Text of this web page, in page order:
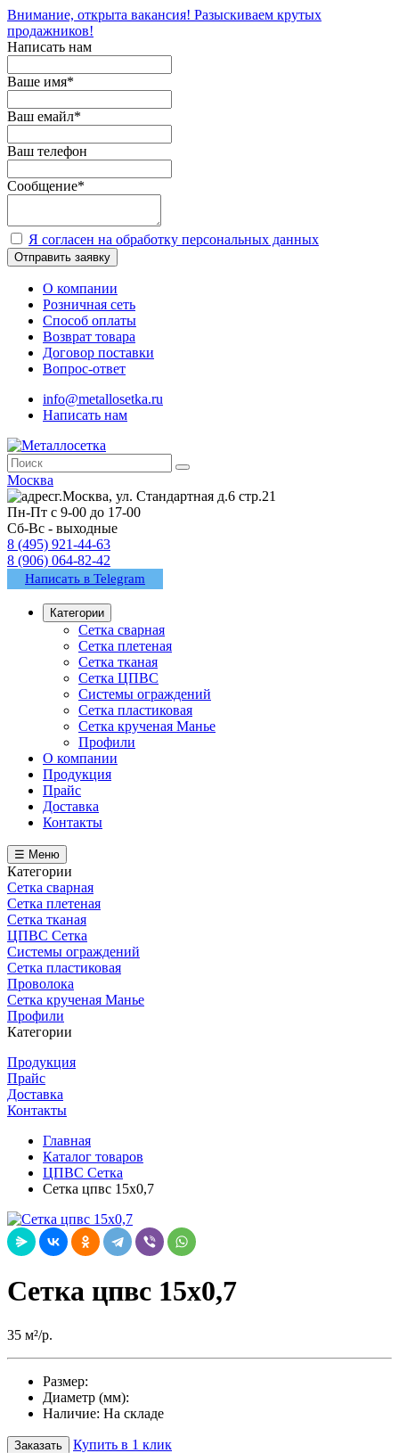
Внимание, открыта вакансия! Разыскиваем крутых
продажников!
Написать нам
Ваше имя*
Ваш емайл*
Ваш телефон
Сообщение*
Я согласен на обработку персональных данных
Отправить заявку
О компании
Розничная сеть
Способ оплаты
Возврат товара
Договор поставки
Вопрос-ответ
info@metallosetka.ru
Написать нам
Москва
г.Москва, ул. Стандартная д.6 стр.21
Пн-Пт с 9-00 до 17-00
Сб-Вс - выходные
8 (495) 921-44-63
8 (906) 064-82-42
Написать в Telegram
Категории
Сетка сварная
Сетка плетеная
Сетка тканая
Сетка ЦПВС
Системы ограждений
Сетка пластиковая
Сетка крученая Манье
Профили
О компании
Продукция
Прайс
Доставка
Контакты
☰ Меню
Категории
Сетка сварная
Сетка плетеная
Сетка тканая
ЦПВС Сетка
Системы ограждений
Сетка пластиковая
Проволока
Сетка крученая Манье
Профили
Категории
Продукция
Прайс
Доставка
Контакты
Главная
Каталог товаров
ЦПВС Сетка
Сетка цпвс 15х0,7
Сетка цпвс 15х0,7
35 м²/р.
Размер:
Диаметр (мм):
Наличие: На складе
Заказать
Купить в 1 клик